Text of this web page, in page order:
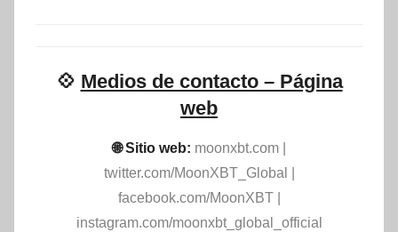
💠 Medios de contacto – Página
web
🌐 Sitio web: moonxbt.com |
twitter.com/MoonXBT_Global |
facebook.com/MoonXBT |
instagram.com/moonxbt_global_official